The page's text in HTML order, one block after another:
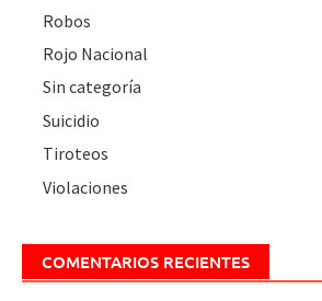
Robos
Rojo Nacional
Sin categoría
Suicidio
Tiroteos
Violaciones
COMENTARIOS RECIENTES